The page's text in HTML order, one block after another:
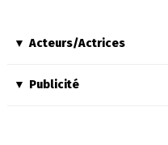
Acteurs/Actrices
Publicité